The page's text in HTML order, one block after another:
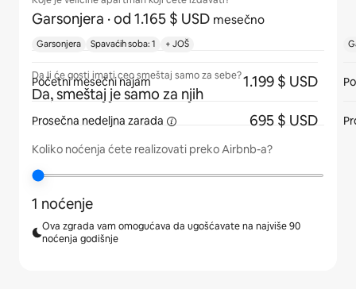
Garsonjera · od 1.165 $ USD mesečno
Da li će gosti imati ceo smeštaj samo za sebe?
Da, smeštaj je samo za njih
Koliko noćenja ćete realizovati preko Airbnb-a?
1 noćenje
Ova zgrada vam omogućava da ugošćavate na najviše 90
noćenja godišnje
Garsonjera Spavaćih soba: 1 + JOŠ
Početni mesečni najam 1.199 $ USD
Prosečna nedeljna zarada 695 $ USD